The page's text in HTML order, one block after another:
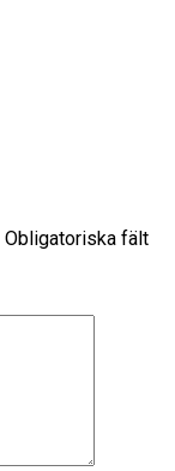
Obligatoriska fält